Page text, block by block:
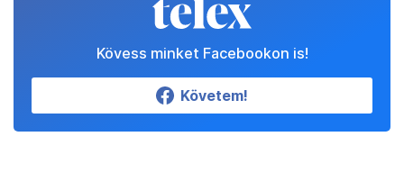
Kövess minket Facebookon is!
Követem!